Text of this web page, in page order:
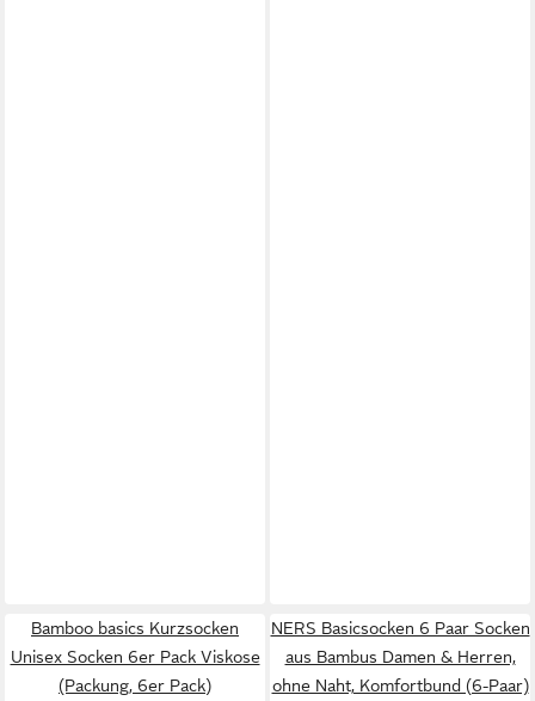
Bamboo basics Kurzsocken
Unisex Socken 6er Pack Viskose
(Packung, 6er Pack)
NERS Basicsocken 6 Paar Socken
aus Bambus Damen & Herren,
ohne Naht, Komfortbund (6-Paar)